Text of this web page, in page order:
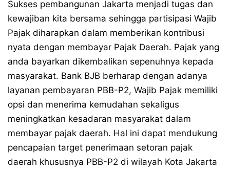
Sukses pembangunan Jakarta menjadi tugas dan
kewajiban kita bersama sehingga partisipasi Wajib
Pajak diharapkan dalam memberikan kontribusi
nyata dengan membayar Pajak Daerah. Pajak yang
anda bayarkan dikembalikan sepenuhnya kepada
masyarakat. Bank BJB berharap dengan adanya
layanan pembayaran PBB-P2, Wajib Pajak memiliki
opsi dan menerima kemudahan sekaligus
meningkatkan kesadaran masyarakat dalam
membayar pajak daerah. Hal ini dapat mendukung
pencapaian target penerimaan setoran pajak
daerah khususnya PBB-P2 di wilayah Kota Jakarta